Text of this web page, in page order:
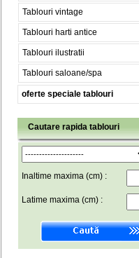
Tablouri vintage
Tablouri harti antice
Tablouri ilustratii
Tablouri saloane/spa
oferte speciale tablouri
Cautare rapida tablouri
Inaltime maxima (cm) :
Latime maxima (cm) :